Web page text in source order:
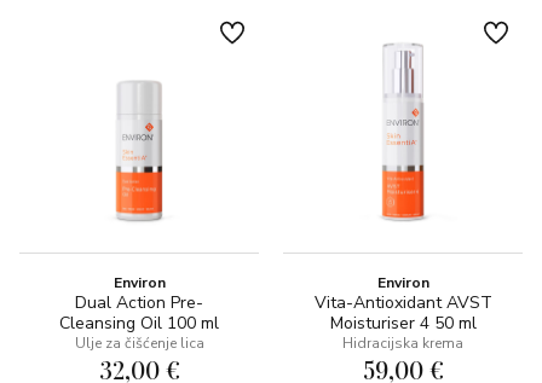
Environ
Dual Action Pre-
Cleansing Oil 100 ml
Ulje za čišćenje lica
32,00 €
Environ
Vita-Antioxidant AVST
Moisturiser 4 50 ml
Hidracijska krema
59,00 €